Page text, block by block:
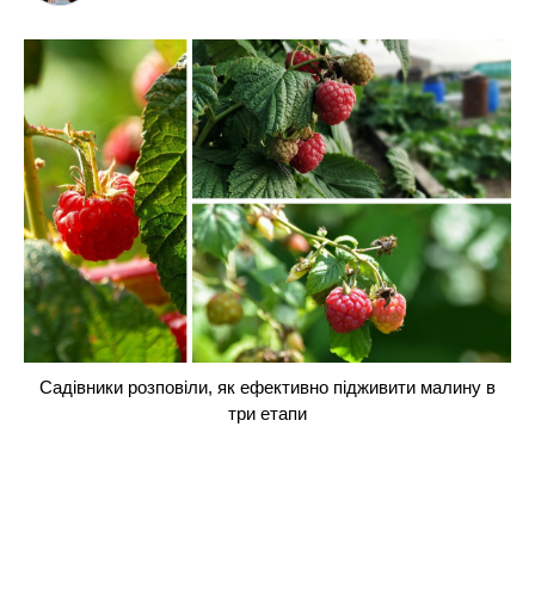
Садівники розповіли, як ефективно підживити малину в
три етапи